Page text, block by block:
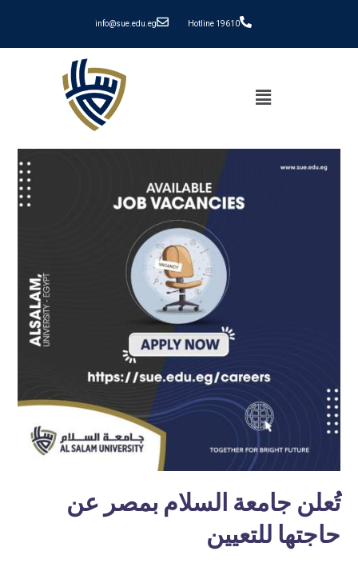
info@sue.edu.eg Hotline 19610
تُعلن جامعة السلام بمصر عن
حاجتها للتعيين